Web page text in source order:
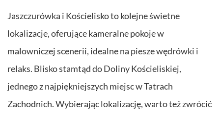
Jaszczurówka i Kościelisko to kolejne świetne
lokalizacje, oferujące kameralne pokoje w
malowniczej scenerii, idealne na piesze wędrówki i
relaks. Blisko stamtąd do Doliny Kościeliskiej,
jednego z najpiękniejszych miejsc w Tatrach
Zachodnich. Wybierając lokalizację, warto też zwrócić